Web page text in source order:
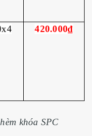
420.000₫
khóa SPC